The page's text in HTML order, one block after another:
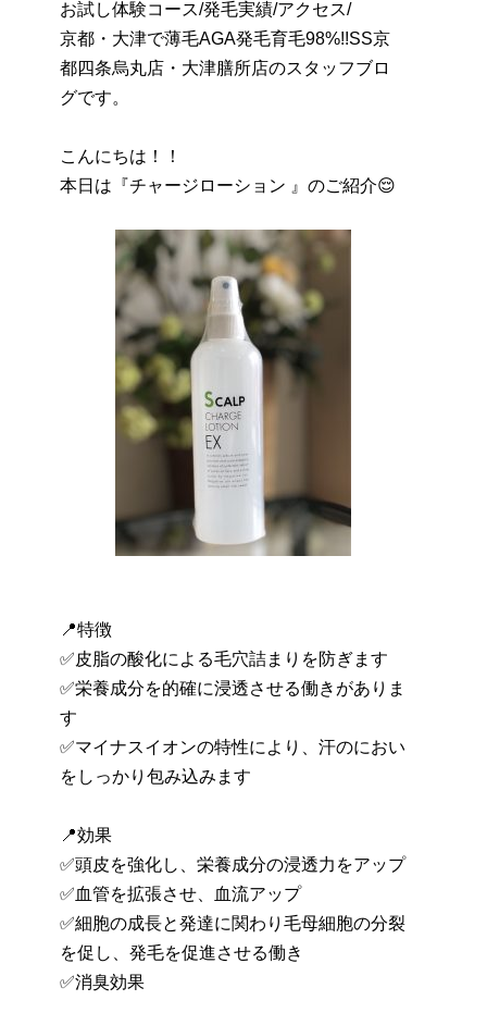
お試し体験コース/発毛実績/アクセス/
京都・大津で薄毛AGA発毛育毛98%!!SS京
都四条烏丸店・大津膳所店のスタッフブロ
グです。
こんにちは！！
本日は『チャージローション 』のご紹介😌
📍特徴
✅皮脂の酸化による毛穴詰まりを防ぎます
✅栄養成分を的確に浸透させる働きがありま
す
✅マイナスイオンの特性により、汗のにおい
をしっかり包み込みます
📍効果
✅頭皮を強化し、栄養成分の浸透力をアップ
✅血管を拡張させ、血流アップ
✅細胞の成長と発達に関わり毛母細胞の分裂
を促し、発毛を促進させる働き
✅消臭効果